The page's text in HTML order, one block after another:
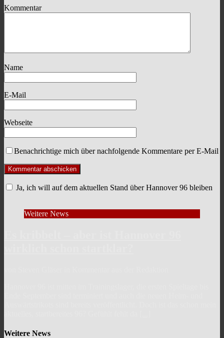
Kommentar
Name
E-Mail
Webseite
Benachrichtige mich über nachfolgende Kommentare per E-Mail
Ja, ich will auf dem aktuellen Stand über Hannover 96 bleiben
Weitere News
Weitere News